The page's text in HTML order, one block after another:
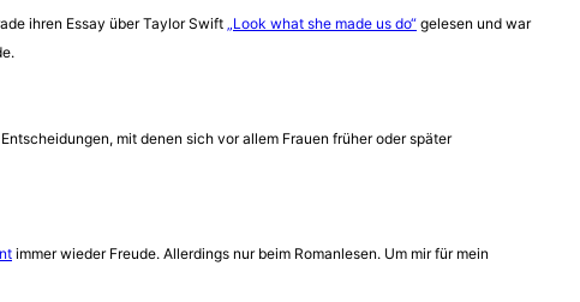
ihren Essay über Taylor Swift „Look what she made us do“ gelesen und war
mit denen sich vor allem Frauen früher oder später
immer wieder Freude. Allerdings nur beim Romanlesen. Um mir für mein